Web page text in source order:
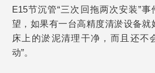
E15节沉管“三次回拖两次安装”
望，如果有一台高精度清淤设备就
床上的淤泥清理干净，而且还不
动”。